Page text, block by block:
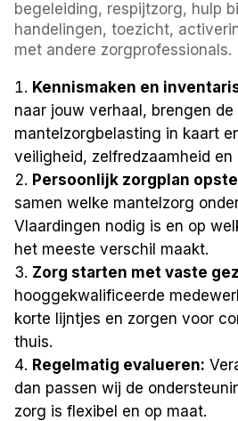
begeleiding, respijtzorg, hulp
handelingen, toezicht,
met andere zorgprofessionals.
Kennismaken en
naar jouw verhaal, brengen de
mantelzorgbelasting in kaart
veiligheid, zelfredzaamheid en
Persoonlijk zorgplan
samen welke mantelzorg
Vlaardingen nodig is en op
het meeste verschil maakt.
Zorg starten met vaste
hooggekwalificeerde
korte lijntjes en zorgen voor
thuis.
Regelmatig evalueren:
dan passen wij de
zorg is flexibel en op maat.